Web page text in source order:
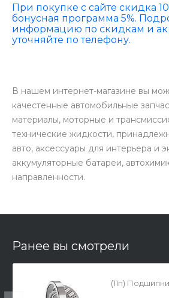
При покупке с сайте скидка
бонусная программа 5%.
информацию по скидкам и
уточняйте по телефону.
В нашем интернет-магазине вы
качестенные автомобильные
материалы, моторные и
технические жидкости,
авто, аксессуары для интерьера и
аккумуляторные батареи,
направленности.
Ранее вы смотрели
(11п)